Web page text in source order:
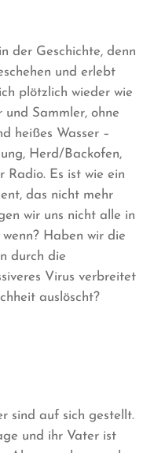
der Geschichte, denn
und erlebt
plötzlich wieder wie
Sammler, ohne
heißes Wasser –
Herd/Backofen,
Radio. Es ist wie ein
das nicht mehr
wir uns nicht alle in
Haben wir die
durch die
Virus verbreitet
auslöscht?
sind auf sich gestellt.
und ihr Vater ist